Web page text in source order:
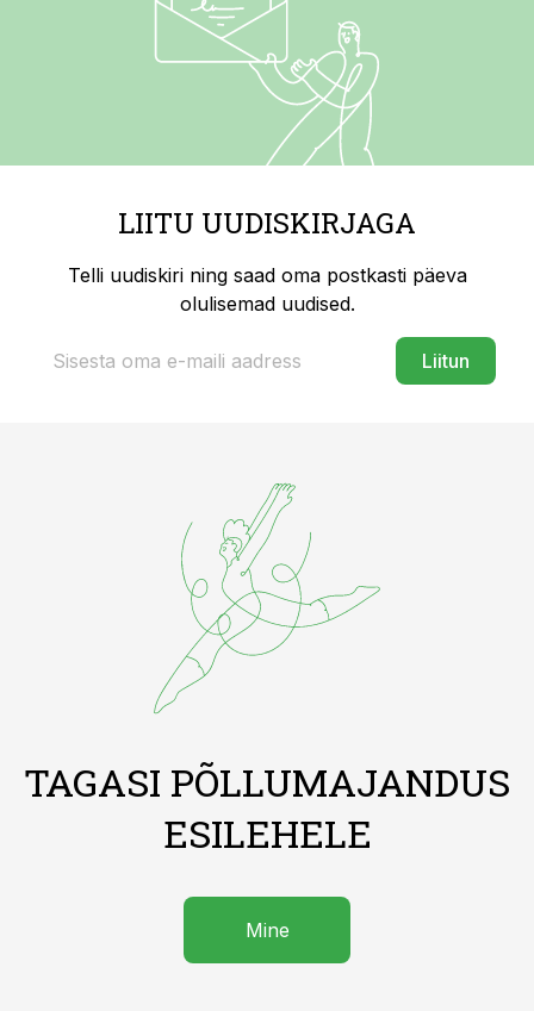
LIITU UUDISKIRJAGA
Telli uudiskiri ning saad oma postkasti päeva
olulisemad uudised.
Liitun
TAGASI PÕLLUMAJANDUS
ESILEHELE
Mine